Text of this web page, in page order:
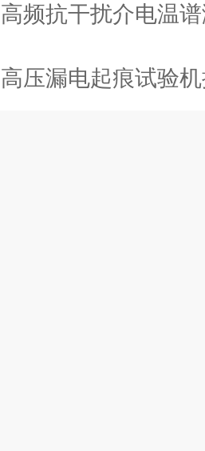
高频抗干扰介电温谱测试系统：从
高压漏电起痕试验